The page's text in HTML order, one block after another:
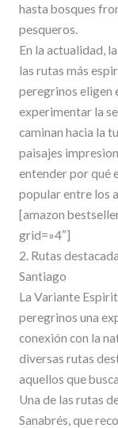
hasta bosques
pesqueros.
En la actualidad,
las rutas más
peregrinos eligen
experimentar la
caminan hacia la
paisajes
entender por qué
popular entre los
[amazon
grid=»4″]
2. Rutas
Santiago
La Variante
peregrinos una
conexión con la
diversas rutas
aquellos que
Una de las rutas
Sanabrés, que